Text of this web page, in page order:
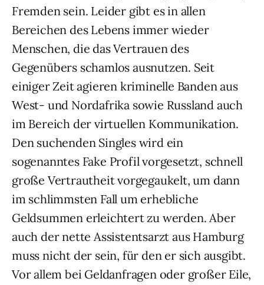
Fremden sein. Leider gibt es in allen
Bereichen des Lebens immer wieder
Menschen, die das Vertrauen des
Gegenübers schamlos ausnutzen. Seit
einiger Zeit agieren kriminelle Banden aus
West- und Nordafrika sowie Russland auch
im Bereich der virtuellen Kommunikation.
Den suchenden Singles wird ein
sogenanntes Fake Profil vorgesetzt, schnell
große Vertrautheit vorgegaukelt, um dann
im schlimmsten Fall um erhebliche
Geldsummen erleichtert zu werden. Aber
auch der nette Assistentsarzt aus Hamburg
muss nicht der sein, für den er sich ausgibt.
Vor allem bei Geldanfragen oder großer Eile,